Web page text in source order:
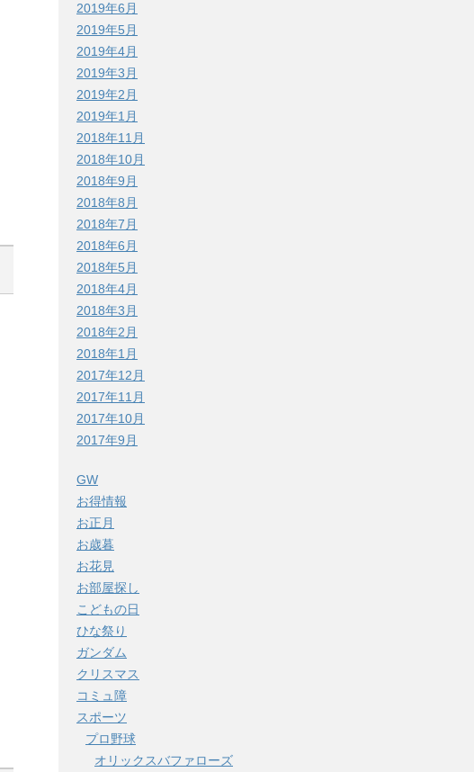
2019年6月
2019年5月
2019年4月
2019年3月
2019年2月
2019年1月
2018年11月
2018年10月
2018年9月
2018年8月
2018年7月
2018年6月
2018年5月
2018年4月
2018年3月
2018年2月
2018年1月
2017年12月
2017年11月
2017年10月
2017年9月
GW
お得情報
お正月
お歳暮
お花見
お部屋探し
こどもの日
ひな祭り
ガンダム
クリスマス
コミュ障
スポーツ
プロ野球
オリックスバファローズ